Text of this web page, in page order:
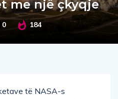
me një çkyqje
0 184
të NASA-s